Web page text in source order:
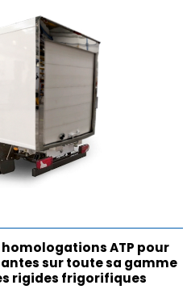
ATP pour
sur toute sa gamme
rigides frigorifiques